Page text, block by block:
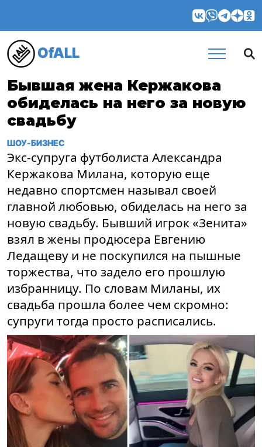
OfALL
Бывшая жена Кержакова
обиделась на него за новую
свадьбу
ШОУ-БИЗНЕС
Экс-супруга футболиста Александра
Кержакова Милана, которую еще
недавно спортсмен называл своей
главной любовью, обиделась на него за
новую свадьбу. Бывший игрок «Зенита»
взял в жены продюсера Евгению
Ледащеву и не поскупился на пышные
торжества, что задело его прошлую
избранницу. По словам Миланы, их
свадьба прошла более чем скромно:
супруги тогда просто расписались.